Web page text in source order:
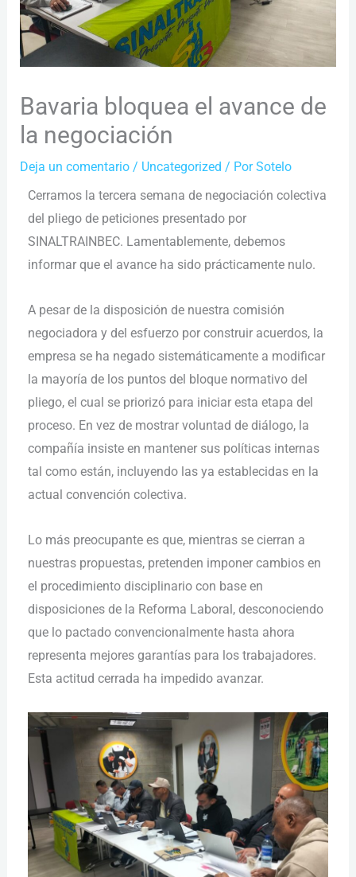
Bavaria bloquea el avance de
la negociación
Deja un comentario / Uncategorized / PorSotelo
Cerramos la tercera semana de negociación colectiva
del pliego de peticiones presentado por
SINALTRAINBEC. Lamentablemente, debemos
informar que el avance ha sido prácticamente nulo.
A pesar de la disposición de nuestra comisión
negociadora y del esfuerzo por construir acuerdos, la
empresa se ha negado sistemáticamente a modificar
la mayoría de los puntos del bloque normativo del
pliego, el cual se priorizó para iniciar esta etapa del
proceso. En vez de mostrar voluntad de diálogo, la
compañía insiste en mantener sus políticas internas
tal como están, incluyendo las ya establecidas en la
actual convención colectiva.
Lo más preocupante es que, mientras se cierran a
nuestras propuestas, pretenden imponer cambios en
el procedimiento disciplinario con base en
disposiciones de la Reforma Laboral, desconociendo
que lo pactado convencionalmente hasta ahora
representa mejores garantías para los trabajadores.
Esta actitud cerrada ha impedido avanzar.